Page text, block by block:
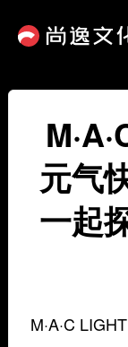
元气
一起
M·A·C